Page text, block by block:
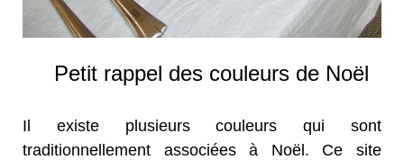
Petit rappel des couleurs de Noël
Il existe plusieurs couleurs qui sont
traditionnellement associées à Noël. Ce site